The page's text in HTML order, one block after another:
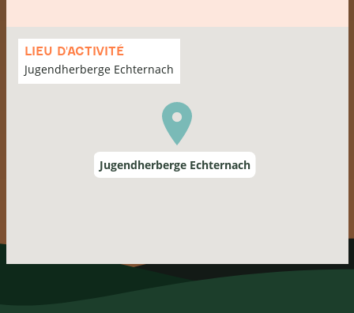
LIEU D'ACTIVITÉ
Jugendherberge Echternach
Passer
carte
Jugendherberge Echternach